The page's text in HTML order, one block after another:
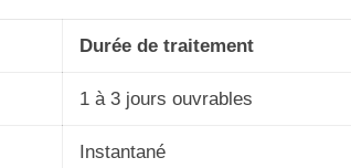
Durée de traitement
1 à 3 jours ouvrables
Instantané